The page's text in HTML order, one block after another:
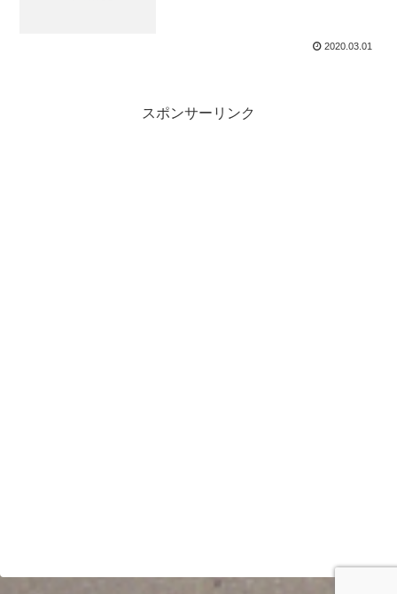
2020.03.01
スポンサーリンク